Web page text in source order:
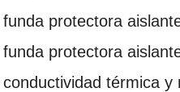
funda protectora
funda protectora
conductividad térmica y